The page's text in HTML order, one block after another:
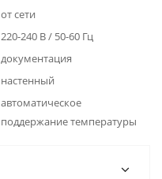
от сети
220-240 В / 50-60 Гц
документация
настенный
автоматическое
поддержание температуры